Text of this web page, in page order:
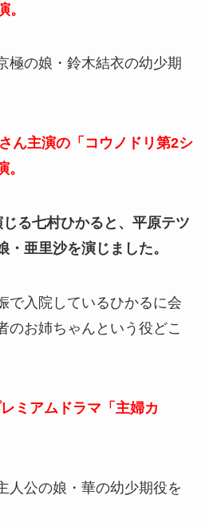
。
極の娘・鈴木結衣の幼少期
ん主演の「コウノドリ第2シ
る七村ひかると、平原テツ
・亜里沙を演じました。
で入院しているひかるに会
のお姉ちゃんという役どこ
ミアムドラマ「主婦カ
人公の娘・華の幼少期役を